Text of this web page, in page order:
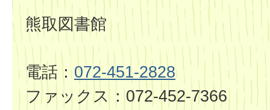
熊取図書館
電話：072-451-2828
ファックス：072-452-7366